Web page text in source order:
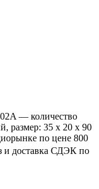
— количество
размер: 35 x 20 x 90
по цене 800
и доставка СДЭК по